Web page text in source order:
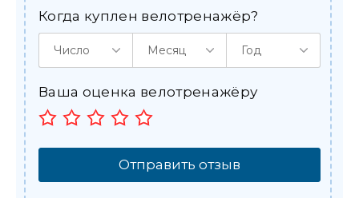
Ваша оценка велотренажёру
Когда куплен велотренажёр?
Число Месяц Год
Отправить отзыв